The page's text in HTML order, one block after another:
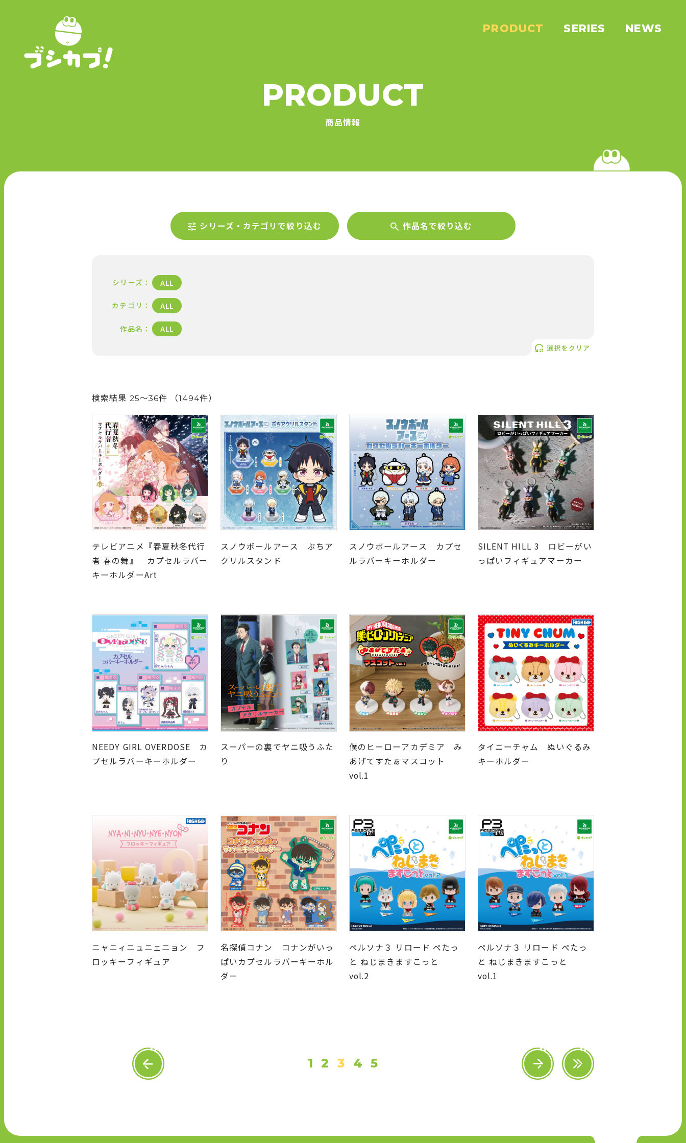
PRODUCT SERIES NEWS
PRODUCT
商品情報
シリーズ・カテゴリで絞り込む 作品名で絞り込む
シリーズ ALL
カテゴリ ALL
作品名 ALL
選択をクリア
検索結果 25～36件 （1494件）
テレビアニメ『春夏秋冬代行
者 春の舞』 カプセルラバー
キーホルダーArt
スノウボールアース ぷちア
クリルスタンド
スノウボールアース カプセ
ルラバーキーホルダー
SILENT HILL 3 ロビーがい
っぱいフィギュアマーカー
NEEDY GIRL OVERDOSE カ
プセルラバーキーホルダー
スーパーの裏でヤニ吸うふた
り
僕のヒーローアカデミア み
あげてすたぁマスコット
vol.1
タイニーチャム ぬいぐるみ
キーホルダー
ニャニィニュニェニョン フ
ロッキーフィギュア
名探偵コナン コナンがいっ
ぱいカプセルラバーキーホル
ダー
ペルソナ３ リロード ぺたっ
と ねじまきますこっと
vol.2
ペルソナ３ リロード ぺたっ
と ねじまきますこっと
vol.1
1 2 3 4 5